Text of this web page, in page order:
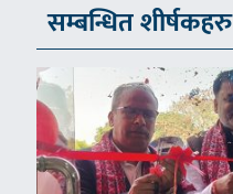
सम्बन्धित शीर्षकहरु